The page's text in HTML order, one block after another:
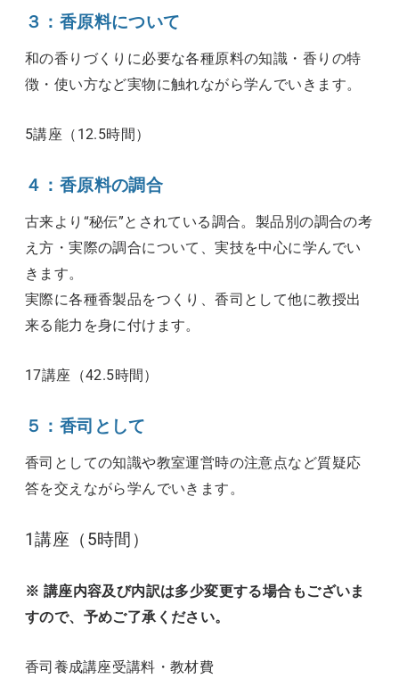
３：香原料について
和の香りづくりに必要な各種原料の知識・香りの特
徴・使い方など実物に触れながら学んでいきます。
5講座（12.5時間）
４：香原料の調合
古来より“秘伝”とされている調合。製品別の調合の考
え方・実際の調合について、実技を中心に学んでい
きます。
実際に各種香製品をつくり、香司として他に教授出
来る能力を身に付けます。
17講座（42.5時間）
５：香司として
香司としての知識や教室運営時の注意点など質疑応
答を交えながら学んでいきます。
1講座（5時間）
※ 講座内容及び内訳は多少変更する場合もございま
すので、予めご了承ください。
香司養成講座受講料・教材費